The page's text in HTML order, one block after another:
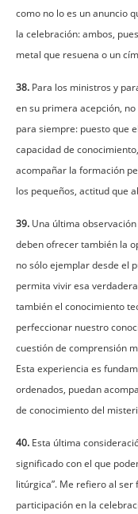
como no lo es un anuncio
la celebración: ambos,
metal que resuena o un
38. Para los ministros y
en su primera acepción,
para siempre: puesto que
capacidad de
acompañar la formación
los pequeños, actitud que
39. Una última
deben ofrecer también la
no sólo ejemplar desde el
permita vivir esa
también el conocimiento
perfeccionar nuestro
cuestión de comprensión
Esta experiencia es
ordenados, puedan
de conocimiento del
40. Esta última
significado con el que
litúrgica”. Me refiero al ser
participación en la